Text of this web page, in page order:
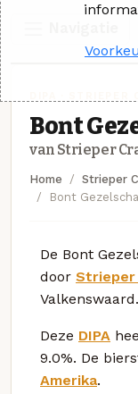
Bont
van Strieper
Home
Strieper
Bont
De Bont
door Strieper
Valkenswaard.
Deze DIPA
9.0%. De
Amerika.